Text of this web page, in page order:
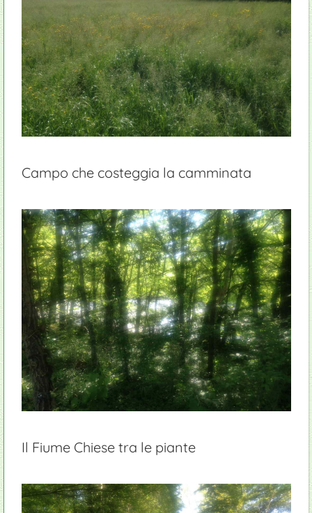
Campo che costeggia la camminata
Il Fiume Chiese tra le piante